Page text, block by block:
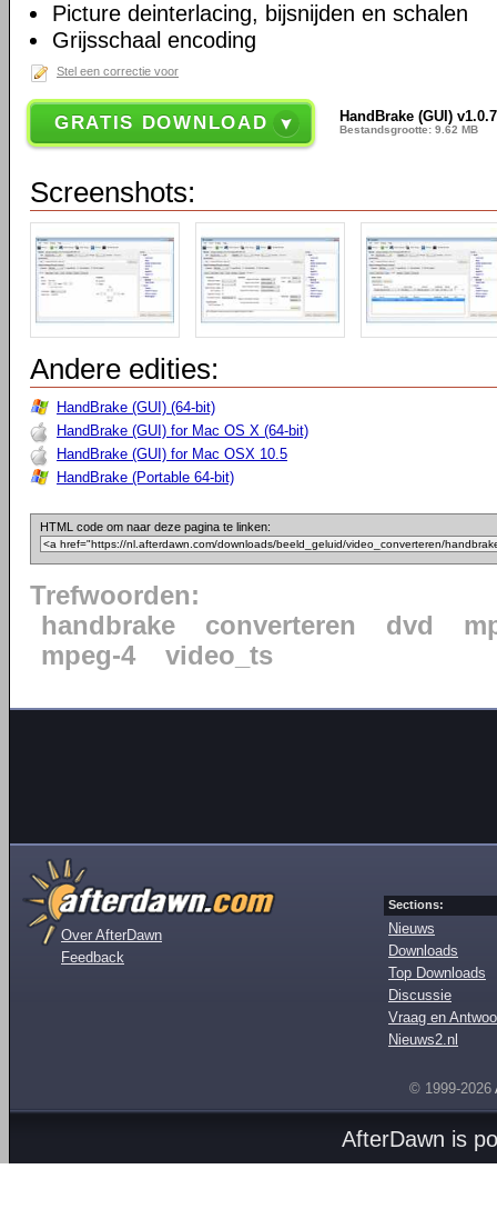
Picture deinterlacing, bijsnijden en schalen
Grijsschaal encoding
Stel een correctie voor
GRATIS DOWNLOAD HandBrake (GUI) v1.0.7
Bestandsgrootte: 9.62 MB
Screenshots:
Andere edities:
HandBrake (GUI) (64-bit)
HandBrake (GUI) for Mac OS X (64-bit)
HandBrake (GUI) for Mac OSX 10.5
HandBrake (Portable 64-bit)
HTML code om naar deze pagina te linken:
Trefwoorden:
handbrake
converteren dvd
mpeg-4
video_ts
Over AfterDawn
Feedback
Sections:
Nieuws
Downloads
Top Downloads
Discussie
Vraag en
Nieuws2.nl
© 1999-2026
AfterDawn is